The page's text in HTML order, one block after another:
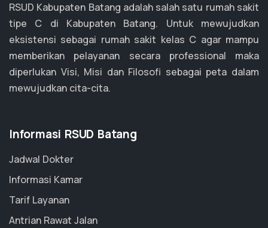
RSUD Kabupaten Batang adalah salah satu rumah sakit
tipe C di Kabupaten Batang. Untuk mewujudkan
eksistensi sebagai rumah sakit kelas C agar mampu
memberikan pelayanan secara professional maka
diperlukan Visi, Misi dan Filosofi sebagai peta dalam
mewujudkan cita-cita.
Informasi RSUD Batang
Jadwal Dokter
Informasi Kamar
Tarif Layanan
Antrian Rawat Jalan